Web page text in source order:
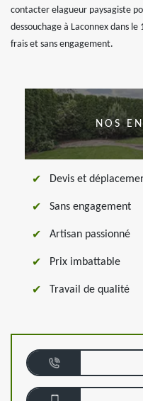
contacter elagueur paysagiste
dessouchage à Laconnex dans
frais et sans engagement.
NOS
Devis et
Sans engagement
Artisan passionné
Prix imbattable
Travail de qualité